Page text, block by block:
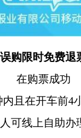
误购限时免费退
在购票成功
内且在开车前4
可线上自助办